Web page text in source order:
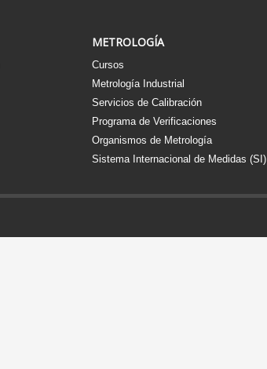
METROLOGÍA
Cursos
Metrología Industrial
Servicios de Calibración
Programa de Verificaciones
Organismos de Metrología
Sistema Internacional de Medidas (SI)